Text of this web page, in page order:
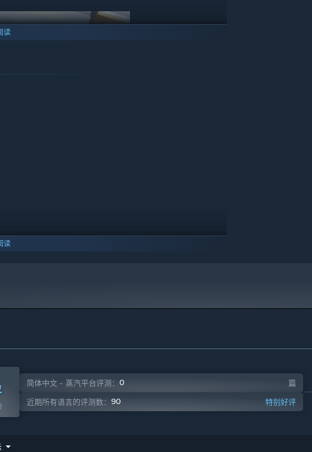
所带来的挑战呢？
让医院工作效率大大提升。
读
读
简体中文 - 蒸汽平台评测： 0
篇
近期所有语言的评测数： 90 特别好评